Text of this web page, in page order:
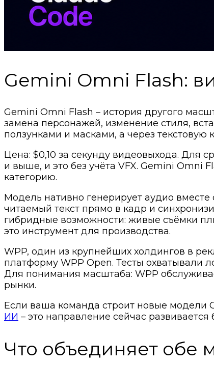
Gemini Omni Flash:
Gemini Omni Flash – история другого
замена персонажей, изменение стиля,
ползунками и масками, а через текстовую
Цена: $0,10 за секунду видеовыхода. Для
и выше, и это без учёта VFX. Gemini Omni
категорию.
Модель нативно генерирует аудио
читаемый текст прямо в кадр и
гибридные возможности: живые съёмки
это инструмент для производства.
WPP, один из крупнейших холдингов в
платформу WPP Open. Тесты охватывали
Для понимания масштаба: WPP
рынки.
Если ваша команда строит новые модели
ИИ – это направление сейчас
Что объединяет обе